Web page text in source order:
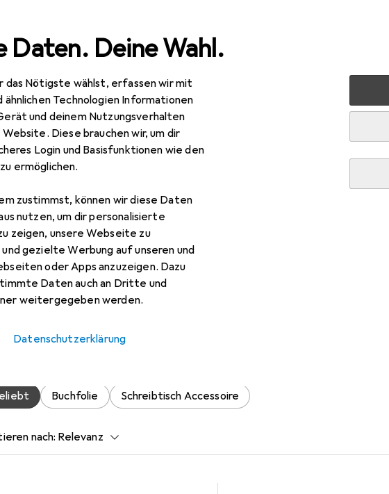
Daten. Deine Wahl.
das Nötigste wählst, erfassen wir mit
ähnlichen Technologien Informationen
und deinem Nutzungsverhalten
Diese brauchen wir, um dir
Login und Basisfunktionen wie den
ermöglichen.
zustimmst, können wir diese Daten
nutzen, um dir personalisierte
zeigen, unsere Webseite zu
gezielte Werbung auf unseren und
oder Apps anzuzeigen. Dazu
Daten auch an Dritte und
weitergegeben werden.
Datenschutzerklärung
Büro + Schreibwaren
Deutsch, Frank Goldammer, 2024
für Bruch: Durch finstere
findest du passendes Zubehör zum Produkt Bruch: Durch finstere Zeiten aus
Buchfolie Schreibtisch Accessoire
nach: Relevanz